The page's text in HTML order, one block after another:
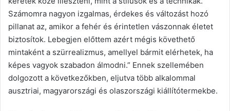
Számomra nagyon izgalmas, érdekes és változást hozó
pillanat az, amikor a fehér és érintetlen vászonnak életet
biztosítok. Lebegjen előttem azért mégis követhető
mintaként a szürrealizmus, amellyel bármit elérhetek, ha
képes vagyok szabadon álmodni.” Ennek szellemében
dolgozott a következőkben, eljutva több alkalommal
ausztriai, magyarországi és olaszországi kiállítótermekbe.